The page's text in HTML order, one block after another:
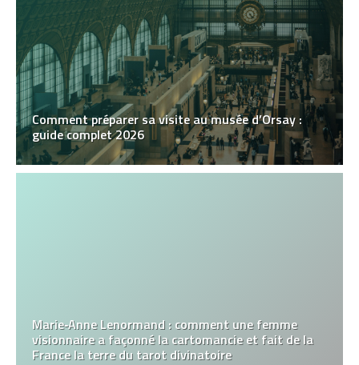
Comment préparer sa visite au musée d’Orsay :
guide complet 2026
Marie‑Anne Lenormand : comment une femme
visionnaire a façonné la cartomancie et fait de la
France la terre du tarot divinatoire